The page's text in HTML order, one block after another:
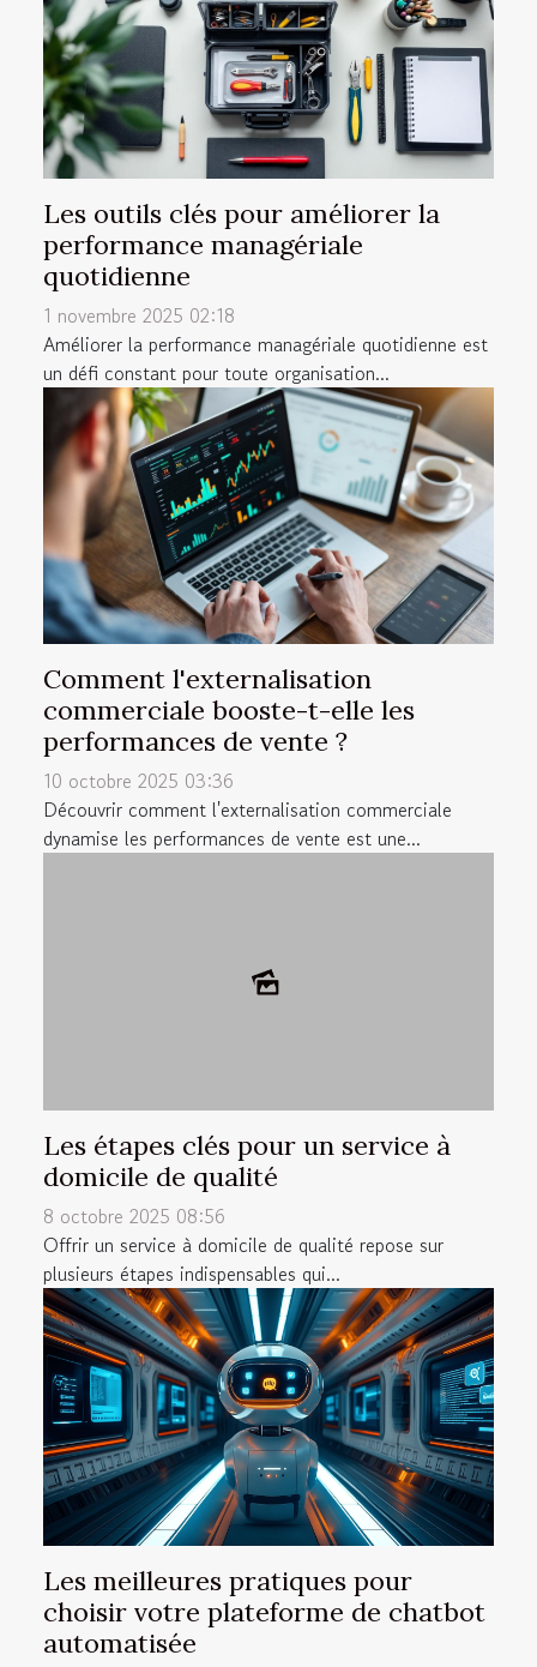
Les outils clés pour améliorer la
performance managériale
quotidienne
1 novembre 2025 02:18
Améliorer la performance managériale quotidienne est
un défi constant pour toute organisation...
Comment l'externalisation
commerciale booste-t-elle les
performances de vente ?
10 octobre 2025 03:36
Découvrir comment l'externalisation commerciale
dynamise les performances de vente est une...
Les étapes clés pour un service à
domicile de qualité
8 octobre 2025 08:56
Offrir un service à domicile de qualité repose sur
plusieurs étapes indispensables qui...
Les meilleures pratiques pour
choisir votre plateforme de chatbot
automatisée